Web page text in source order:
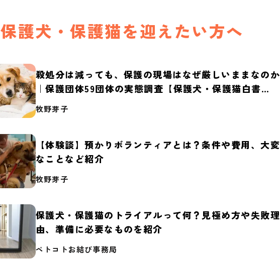
保護犬・保護猫を迎えたい方へ
殺処分は減っても、保護の現場はなぜ厳しいままなのか
｜保護団体59団体の実態調査【保護犬・保護猫白書
2026】
牧野芽子
【体験談】預かりボランティアとは？条件や費用、大変
なことなど紹介
牧野芽子
保護犬・保護猫のトライアルって何？見極め方や失敗理
由、準備に必要なものを紹介
ペトコトお結び事務局